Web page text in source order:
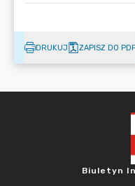
DRUKUJ ZAPISZ DO PDF
Biuletyn